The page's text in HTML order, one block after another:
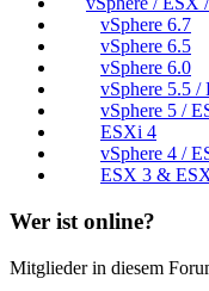
vSphere 6.7
vSphere 6.5
vSphere 6.0
vSphere 5.5 /
vSphere 5 /
ESXi 4
vSphere 4 /
ESX 3 &
Wer ist online?
Mitglieder in diesem